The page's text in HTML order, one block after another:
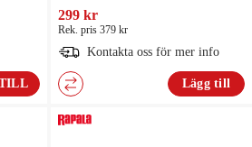
299 kr
Rek. pris 379 kr
Kontakta oss för mer info
Lägg till